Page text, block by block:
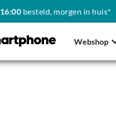
16:00 besteld, morgen in huis*
Webshop